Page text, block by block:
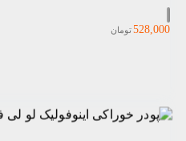
528,000تومان